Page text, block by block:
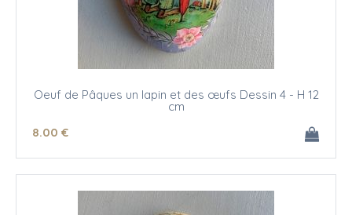
Oeuf de Pâques un lapin et des œufs Dessin 4 - H 12
cm
8.00 €